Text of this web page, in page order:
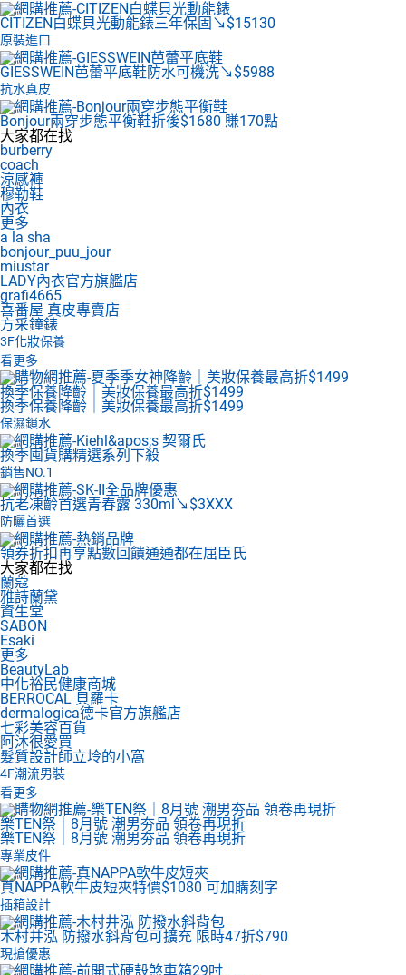
CITIZEN白蝶貝光動能錶三年保固↘$15130
原裝進口
GIESSWEIN芭蕾平底鞋防水可機洗↘$5988
抗水真皮
Bonjour兩穿步態平衡鞋折後$1680 賺170點
大家都在找
burberry
coach
涼感褲
穆勒鞋
內衣
更多
a la sha
bonjour_puu_jour
miustar
LADY內衣官方旗艦店
grafi4665
喜番屋 真皮專賣店
方采鐘錶
3F化妝保養
看更多
換季保養降齡｜美妝保養最高折$1499
換季保養降齡｜美妝保養最高折$1499
保濕鎖水
換季囤貨購精選系列下殺
銷售NO.1
抗老凍齡首選青春露 330ml↘$3XXX
防曬首選
領券折扣再享點數回饋通通都在屈臣氏
大家都在找
蘭蔻
雅詩蘭黛
資生堂
SABON
Esaki
更多
BeautyLab
中化裕民健康商城
BERROCAL 貝羅卡
dermalogica德卡官方旗艦店
七彩美容百貨
阿沐很愛買
髮質設計師立坽的小窩
4F潮流男裝
看更多
樂TEN祭｜8月號 潮男夯品 領卷再現折
樂TEN祭｜8月號 潮男夯品 領卷再現折
專業皮件
真NAPPA軟牛皮短夾特價$1080 可加購刻字
插箱設計
木村井泓 防撥水斜背包可擴充 限時47折$790
現搶優惠